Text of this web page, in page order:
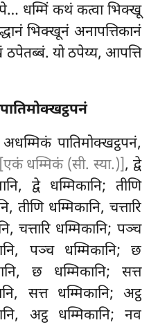
धम्मिं कथं कत्वा भिक्खू
भिक्खूनं अनापत्तिकानं
यो ठपेय्य, आपत्ति
पातिमोक्खट्ठपनं,
[एकं धम्मिकं (सी. स्या.)], द्वे
द्वे धम्मिकानि; तीणि
तीणि धम्मिकानि, चत्तारि
चत्तारि धम्मिकानि; पञ्च
पञ्च धम्मिकानि; छ
छ धम्मिकानि; सत्त
सत्त धम्मिकानि; अट्ठ
अट्ठ धम्मिकानि; नव